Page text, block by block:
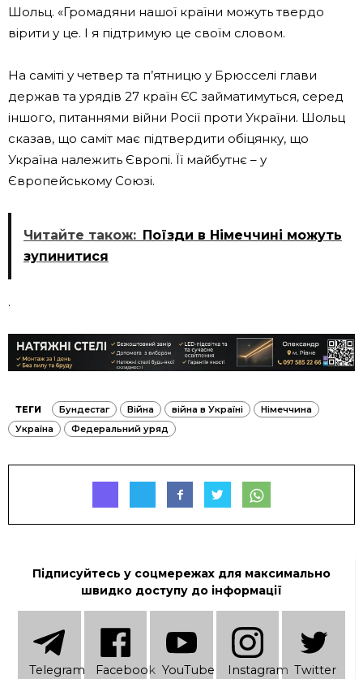
Шольц. «Громадяни нашої країни можуть твердо
вірити у це. І я підтримую це своїм словом.
На саміті у четвер та п’ятницю у Брюсселі глави
держав та урядів 27 країн ЄС займатимуться, серед
іншого, питаннями війни Росії проти України. Шольц
сказав, що саміт має підтвердити обіцянку, що
Україна належить Європі. Її майбутнє – у
Європейському Союзі.
Читайте також: Поїзди в Німеччині можуть
зупинитися
.
ТЕГИ Бундестаг Війна війна в Україні
Німеччина
Україна
Федеральний уряд
Підписуйтесь у соцмережах для максимально
швидко доступу до інформації
Telеgram Facebook YouTube Instagram Twitter